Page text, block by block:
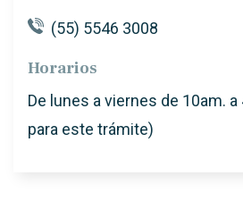
(55) 5546 3008
Horarios
De lunes a viernes de 10am.
para este trámite)